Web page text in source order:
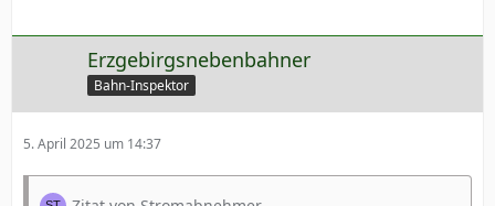
Erzgebirgsnebenbahner
Bahn-Inspektor
5. April 2025 um 14:37